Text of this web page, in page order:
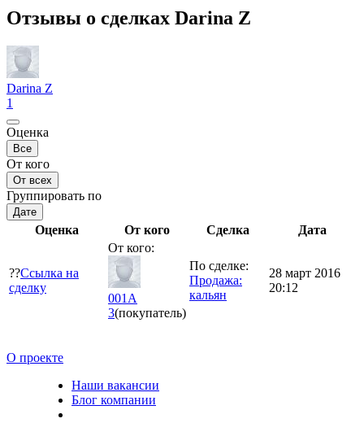
Отзывы о сделках Darina Z
Darina Z
1
Оценка
Все
От кого
От всех
Группировать по
Дате
Оценка От кого Сделка Дата
??Ссылка на
сделку
От кого:
001A
3(покупатель)
По сделке:
Продажа:
кальян
28 март 2016
20:12
О проекте
Наши вакансии
Блог компании